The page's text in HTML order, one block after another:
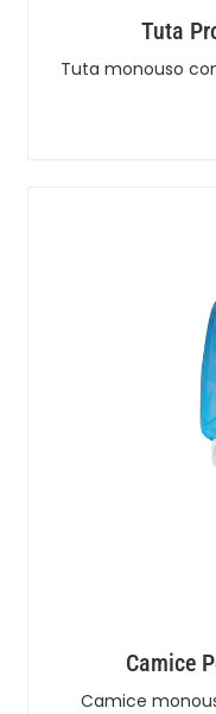
Tuta
Tuta monouso
Camice
Camice